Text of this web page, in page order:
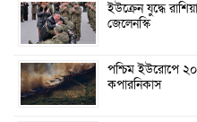
ইউক্রেন যুদ্ধে
জেলেনস্কি
পশ্চিম ইউরোপে
কপারনিকাস